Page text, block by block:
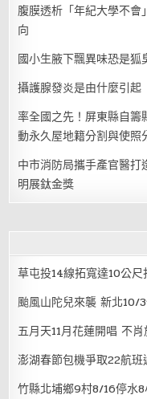
腹膜透析「年紀大學不
向
國小生腋下飄異味恐是
攝護腺發炎是由什麼引起
率全國之先！屏東縣自籌
動永久屋地籍分割與使照
中市消防局攜手產官醫
明展鈦金獎
草屯投14線拓寬達10公
颱風山陀兒來襲 新北10/
五月天11月花蓮開唱 不
澎湖春節包機爭取22航
竹縣北埔鄉9村8/16停水